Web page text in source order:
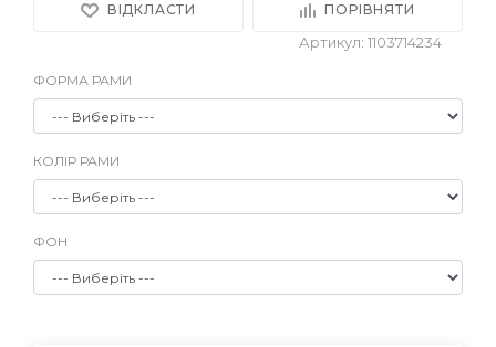
ВІДКЛАСТИ ПОРІВНЯТИ
Артикул: 1103714234
ФОРМА РАМИ
КОЛІР РАМИ
ФОН